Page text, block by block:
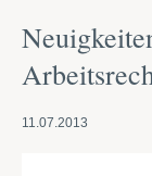
11.07.2013